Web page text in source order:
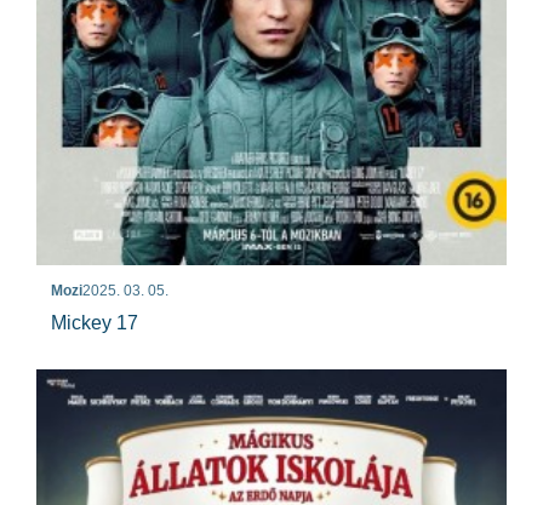
Mozi2025. 03. 05.
Mickey 17